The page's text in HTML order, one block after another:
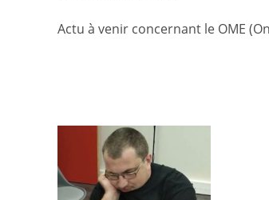
Actu à venir concernant le OME